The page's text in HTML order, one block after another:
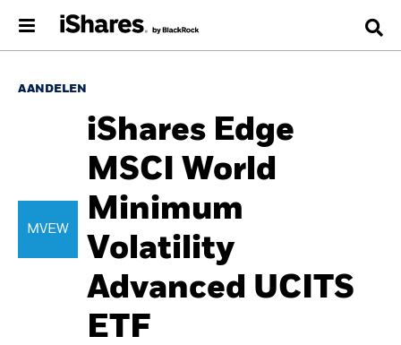
AANDELEN
MVEW
iShares Edge
MSCI World
Minimum
Volatility
Advanced UCITS
ETF